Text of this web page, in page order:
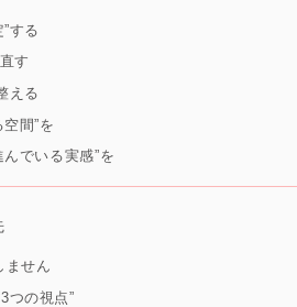
する
す
える
間”を
でいる実感”を
ません
つの視点”